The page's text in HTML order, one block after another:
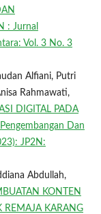
: Jurnal
Vol. 3 No. 3
Alfiani, Putri
Rahmawati,
DIGITAL PADA
Dan
JP2N:
Abdullah,
KONTEN
REMAJA KARANG